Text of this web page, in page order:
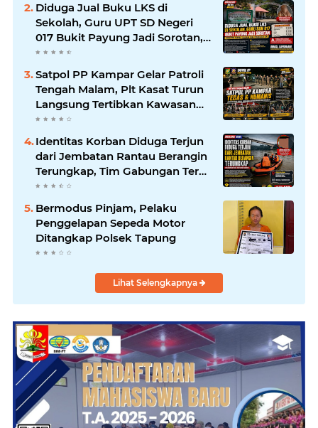
Diduga Jual Buku LKS di
Sekolah, Guru UPT SD Negeri
017 Bukit Payung Jadi Sorotan,
Disdikpora Kampar Tegaskan
Tidak Pernah Beri Izin
Satpol PP Kampar Gelar Patroli
Tengah Malam, Plt Kasat Turun
Langsung Tertibkan Kawasan
Publik dan Warung Karaoke
Identitas Korban Diduga Terjun
dari Jembatan Rantau Berangin
Terungkap, Tim Gabungan Terus
Sisir Sungai Kampar
Bermodus Pinjam, Pelaku
Penggelapan Sepeda Motor
Ditangkap Polsek Tapung
Lihat Selengkapnya